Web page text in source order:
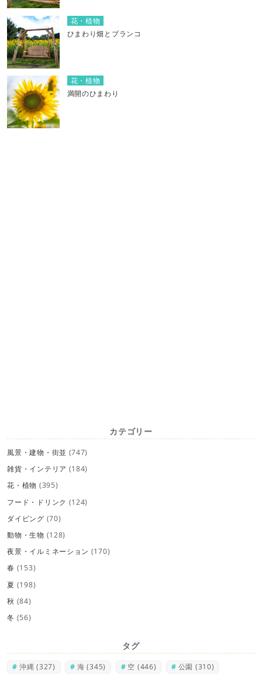
花・植物
ひまわり畑とブランコ
花・植物
満開のひまわり
カテゴリー
風景・建物・街並 (747)
雑貨・インテリア (184)
花・植物 (395)
フード・ドリンク (124)
ダイビング (70)
動物・生物 (128)
夜景・イルミネーション (170)
春 (153)
夏 (198)
秋 (84)
冬 (56)
タグ
沖縄 (327) 海 (345) 空 (446) 公園 (310)